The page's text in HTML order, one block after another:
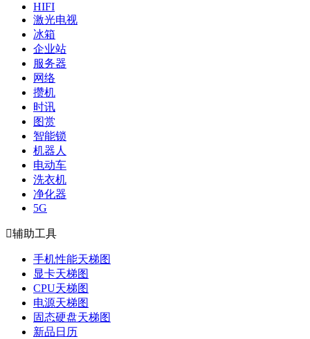
HIFI
激光电视
冰箱
企业站
服务器
网络
攒机
时讯
图赏
智能锁
机器人
电动车
洗衣机
净化器
5G
辅助工具
手机性能天梯图
显卡天梯图
CPU天梯图
电源天梯图
固态硬盘天梯图
新品日历